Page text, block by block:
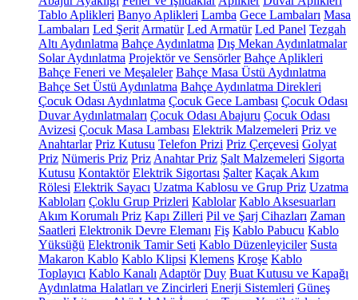
Tablo Aplikleri Banyo Aplikleri Lamba Gece Lambaları Masa
Lambaları Led Şerit Armatür Led Armatür Led Panel Tezgah
Altı Aydınlatma Bahçe Aydınlatma Dış Mekan Aydınlatmalar
Solar Aydınlatma Projektör ve Sensörler Bahçe Aplikleri
Bahçe Feneri ve Meşaleler Bahçe Masa Üstü Aydınlatma
Bahçe Set Üstü Aydınlatma Bahçe Aydınlatma Direkleri
Çocuk Odası Aydınlatma Çocuk Gece Lambası Çocuk Odası
Duvar Aydınlatmaları Çocuk Odası Abajuru Çocuk Odası
Avizesi Çocuk Masa Lambası Elektrik Malzemeleri Priz ve
Anahtarlar Priz Kutusu Telefon Prizi Priz Çerçevesi Golyat
Priz Nümeris Priz Priz Anahtar Priz Şalt Malzemeleri Sigorta
Kutusu Kontaktör Elektrik Sigortası Şalter Kaçak Akım
Rölesi Elektrik Sayacı Uzatma Kablosu ve Grup Priz Uzatma
Kabloları Çoklu Grup Prizleri Kablolar Kablo Aksesuarları
Akım Korumalı Priz Kapı Zilleri Pil ve Şarj Cihazları Zaman
Saatleri Elektronik Devre Elemanı Fiş Kablo Pabucu Kablo
Yüksüğü Elektronik Tamir Seti Kablo Düzenleyiciler Susta
Makaron Kablo Kablo Klipsi Klemens Kroşe Kablo
Toplayıcı Kablo Kanalı Adaptör Duy Buat Kutusu ve Kapağı
Aydınlatma Halatları ve Zincirleri Enerji Sistemleri Güneş